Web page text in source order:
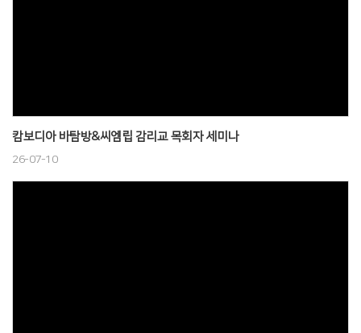
캄보디아 바탐방&씨엠립 감리교 목회자 세미나
26-07-10